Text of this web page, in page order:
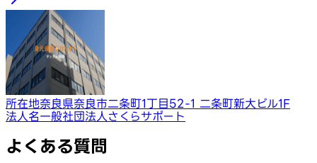
所在地奈良県奈良市二条町1丁目52-1 二条町新大ビル1F
法人名一般社団法人さくらサポート
よくある質問